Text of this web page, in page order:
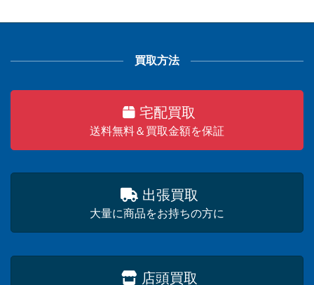
買取方法
宅配買取
送料無料＆買取金額を保証
出張買取
大量に商品をお持ちの方に
店頭買取